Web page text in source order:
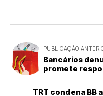
PUBLICAÇÃO
Bancários
promete
TRT condena BB